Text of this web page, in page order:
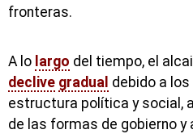
fronteras.
A lo largo del tiempo, el
declive gradual debido a
estructura política y social,
de las formas de gobierno y